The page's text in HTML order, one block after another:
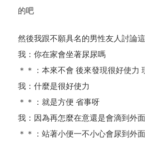
的吧
然後我跟不願具名的男性友人討論
我：你在家會坐著尿尿嗎
＊＊：本來不會 後來發現很好使力
我：什麼是很好使力
＊＊：就是方便 省事呀
我：因為再怎麼在意還是會滴到外
＊＊：站著小便一不小心會尿到外